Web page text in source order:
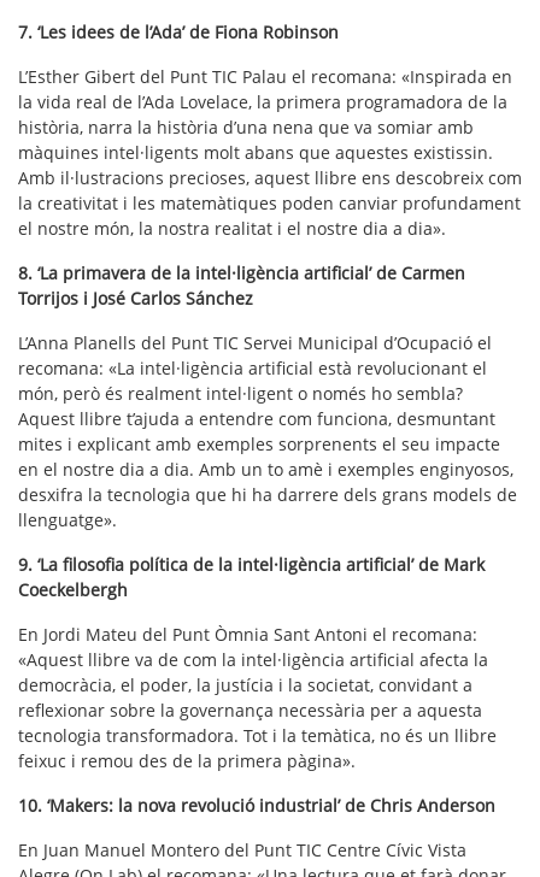
7. ‘Les idees de l’Ada’ de Fiona Robinson
L’Esther Gibert del Punt TIC Palau el recomana: «Inspirada en
la vida real de l’Ada Lovelace, la primera programadora de la
història, narra la història d’una nena que va somiar amb
màquines intel·ligents molt abans que aquestes existissin.
Amb il·lustracions precioses, aquest llibre ens descobreix com
la creativitat i les matemàtiques poden canviar profundament
el nostre món, la nostra realitat i el nostre dia a dia».
8. ‘La primavera de la intel·ligència artificial’ de Carmen
Torrijos i José Carlos Sánchez
L’Anna Planells del Punt TIC Servei Municipal d’Ocupació el
recomana: «La intel·ligència artificial està revolucionant el
món, però és realment intel·ligent o només ho sembla?
Aquest llibre t’ajuda a entendre com funciona, desmuntant
mites i explicant amb exemples sorprenents el seu impacte
en el nostre dia a dia. Amb un to amè i exemples enginyosos,
desxifra la tecnologia que hi ha darrere dels grans models de
llenguatge».
9. ‘La filosofia política de la intel·ligència artificial’ de Mark
Coeckelbergh
En Jordi Mateu del Punt Òmnia Sant Antoni el recomana:
«Aquest llibre va de com la intel·ligència artificial afecta la
democràcia, el poder, la justícia i la societat, convidant a
reflexionar sobre la governança necessària per a aquesta
tecnologia transformadora. Tot i la temàtica, no és un llibre
feixuc i remou des de la primera pàgina».
10. ‘Makers: la nova revolució industrial’ de Chris Anderson
En Juan Manuel Montero del Punt TIC Centre Cívic Vista